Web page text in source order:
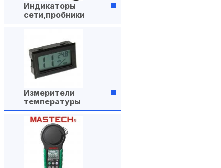
Индикаторы
сети,пробники
Измерители
температуры